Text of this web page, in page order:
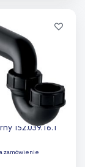
do
umywalkowy
152.039.16.1
zamówienie